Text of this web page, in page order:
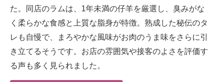
た。同店のラムは、1年未満の仔羊を厳選し、臭みがな
く柔らかな食感と上質な脂身が特徴。熟成した秘伝のタ
レも自慢で、まろやかな風味がお肉のうま味をさらに引
き立てるそうです。お店の雰囲気や接客のよさを評価す
る声も多く見られました。